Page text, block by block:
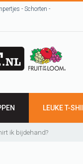
- Schorten -
LEUKE T-
HEREN SHIRTS
ik bijdehand?